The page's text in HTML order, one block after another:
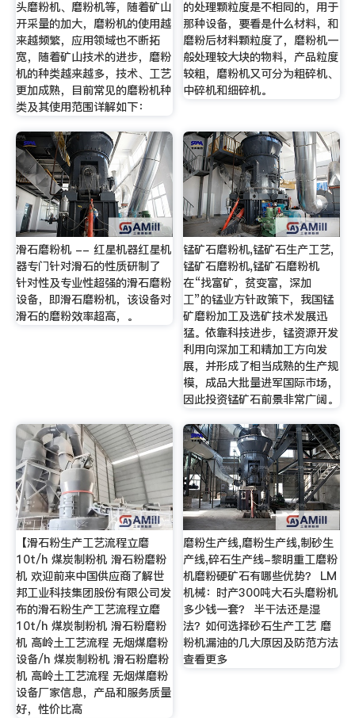
头磨粉机、磨粉机等，随着矿山
开采量的加大，磨粉机的使用越
来越频繁，应用领域也不断拓
宽，随着矿山技术的进步，磨粉
机的种类越来越多，技术、工艺
更加成熟，目前常见的磨粉机种
类及其使用范围详解如下：
的处理颗粒度是不相同的，用于
那种设备，要看是什么材料，和
磨粉后材料颗粒度了，磨粉机一
般处理较大块的物料，产品粒度
较粗，磨粉机又可分为粗碎机、
中碎机和细碎机。
滑石磨粉机 -- 红星机器红星机
器专门针对滑石的性质研制了
针对性及专业性超强的滑石磨粉
设备，即滑石磨粉机，该设备对
滑石的磨粉效率超高，。
锰矿石磨粉机,锰矿石生产工艺,
锰矿石磨粉机,锰矿石磨粉机
在“找富矿，贫变富，深加
工”的锰业方针政策下，我国锰
矿磨粉加工及选矿技术发展迅
猛。依靠科技进步，锰资源开发
利用向深加工和精加工方向发
展，并形成了相当成熟的生产规
模，成品大批量进军国际市场，
因此投资锰矿石前景非常广阔。
【滑石粉生产工艺流程立磨
10t/h 煤炭制粉机 滑石粉磨粉
机 欢迎前来中国供应商了解世
邦工业科技集团股份有限公司发
布的滑石粉生产工艺流程立磨
10t/h 煤炭制粉机 滑石粉磨粉
机 高岭土工艺流程 无烟煤磨粉
设备/h 煤炭制粉机 滑石粉磨粉
机 高岭土工艺流程 无烟煤磨粉
设备厂家信息，产品和服务质量
好，性价比高
磨粉生产线,磨粉生产线,制砂生
产线,碎石生产线-黎明重工磨粉
机磨粉硬矿石有哪些优势？ LM
机械：时产300吨大石头磨粉机
多少钱一套？ 半干法还是湿
法？如何选择砂石生产工艺 磨
粉机漏油的几大原因及防范方法
查看更多